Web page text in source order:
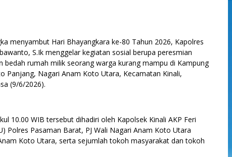
menyambut Hari Bhayangkara ke-80 Tahun 2026, Kapolres
S.Ik menggelar kegiatan sosial berupa peresmian
rumah milik seorang warga kurang mampu di Kampung
Panjang, Nagari Anam Koto Utara, Kecamatan Kinali,
(9/6/2026).
10.00 WIB tersebut dihadiri oleh Kapolsek Kinali AKP Feri
Polres Pasaman Barat, PJ Wali Nagari Anam Koto Utara
Koto Utara, serta sejumlah tokoh masyarakat dan tokoh